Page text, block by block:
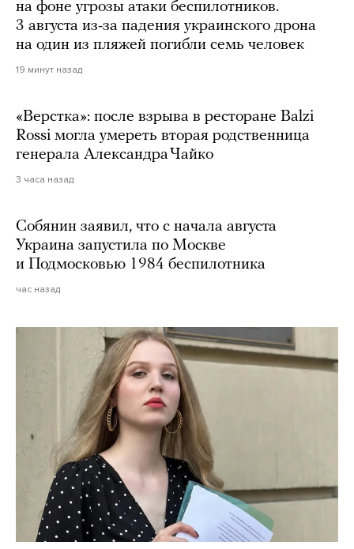
на фоне угрозы атаки беспилотников.
3 августа из-за падения украинского дрона
на один из пляжей погибли семь человек
19 минут назад
«Верстка»: после взрыва в ресторане Balzi
Rossi могла умереть вторая родственница
генерала Александра Чайко
3 часа назад
Собянин заявил, что с начала августа
Украина запустила по Москве
и Подмосковью 1984 беспилотника
час назад